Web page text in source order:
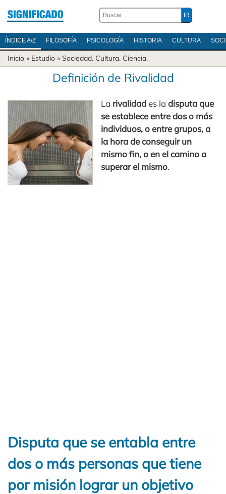
ÍNDICE A/Z FILOSOFÍA PSICOLOGÍA HISTORIA CULTURA
Inicio » Estudio » Sociedad. Cultura. Ciencia.
Definición de Rivalidad
La rivalidades ladisputa que
se establece entre dos o más
individuos, o entre grupos, a
la hora de conseguir un
mismo fin, o en el camino a
superar el mismo.
Disputa que se entabla entre
dos o más personas que tiene
por misión lograr un objetivo